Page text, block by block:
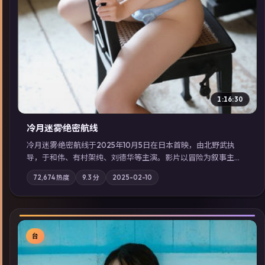
1:16:30
冷月迷雾·绝密航线
冷月迷雾·绝密航线于2025年10月5日在日本首映，由北野武执
导，于和伟、有村架纯、刘德华等主演。影片以冒险为叙事主
轴，记忆碎片重组后，主角发现自己从未活过“真实”的一天；摄
影与配乐强化地域气质；站内亦可通过「国产免费观看高清电视
剧在线看」延展检索同类型高分佳作，畅享高清在线追剧体验。
72,674热度 9.3 分 2025-02-10
台